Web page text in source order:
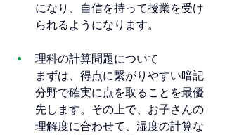
になり、自信を持って授業を受け
られるようになります。
理科の計算問題について
まずは、得点に繋がりやすい暗記
分野で確実に点を取ることを最優
先します。その上で、お子さんの
理解度に合わせて、湿度の計算な